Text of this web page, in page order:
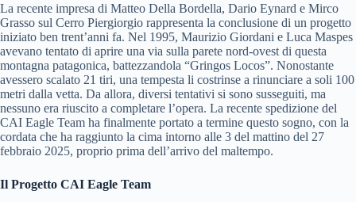
La recente impresa di Matteo Della Bordella, Dario Eynard e Mirco
Grasso sul Cerro Piergiorgio rappresenta la conclusione di un progetto
iniziato ben trent’anni fa. Nel 1995, Maurizio Giordani e Luca Maspes
avevano tentato di aprire una via sulla parete nord-ovest di questa
montagna patagonica, battezzandola “Gringos Locos”. Nonostante
avessero scalato 21 tiri, una tempesta li costrinse a rinunciare a soli 100
metri dalla vetta. Da allora, diversi tentativi si sono susseguiti, ma
nessuno era riuscito a completare l’opera. La recente spedizione del
CAI Eagle Team ha finalmente portato a termine questo sogno, con la
cordata che ha raggiunto la cima intorno alle 3 del mattino del 27
febbraio 2025, proprio prima dell’arrivo del maltempo.
Il Progetto CAI Eagle Team